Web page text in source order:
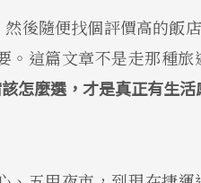
後隨便找個評價高的飯
這篇文章不是走那種
怎麼選，才是真正有生